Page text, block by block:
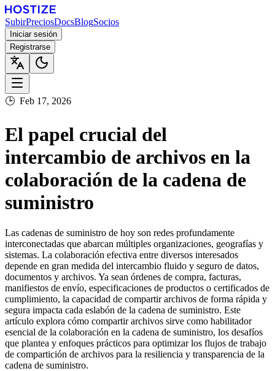
SubirPreciosDocsBlogSocios
Iniciar sesión
Registrarse
🕒 Feb 17, 2026
El papel crucial del
intercambio de archivos en la
colaboración de la cadena de
suministro
Las cadenas de suministro de hoy son redes profundamente
interconectadas que abarcan múltiples organizaciones, geografías y
sistemas. La colaboración efectiva entre diversos interesados
depende en gran medida del intercambio fluido y seguro de datos,
documentos y archivos. Ya sean órdenes de compra, facturas,
manifiestos de envío, especificaciones de productos o certificados de
cumplimiento, la capacidad de compartir archivos de forma rápida y
segura impacta cada eslabón de la cadena de suministro. Este
artículo explora cómo compartir archivos sirve como habilitador
esencial de la colaboración en la cadena de suministro, los desafíos
que plantea y enfoques prácticos para optimizar los flujos de trabajo
de compartición de archivos para la resiliencia y transparencia de la
cadena de suministro.